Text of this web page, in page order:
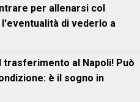
per allenarsi col
l'eventualità di vederlo a
trasferimento al Napoli! Può
è il sogno in